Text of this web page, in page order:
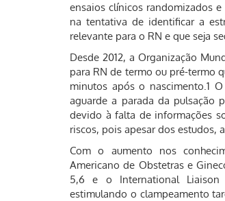
ensaios clínicos randomizados
na tentativa de identificar a
relevante para o RN e que seja
Desde 2012, a Organização
para RN de termo ou pré-termo
minutos após o nascimento.1
aguarde a parada da pulsação
devido à falta de informações
riscos, pois apesar dos estudos,
Com o aumento nos
Americano de Obstetras e
5,6 e o International Liaison
estimulando o clampeamento